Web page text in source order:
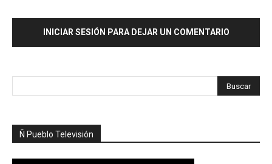
INICIAR SESIÓN PARA DEJAR UN COMENTARIO
Ñ Pueblo Televisión